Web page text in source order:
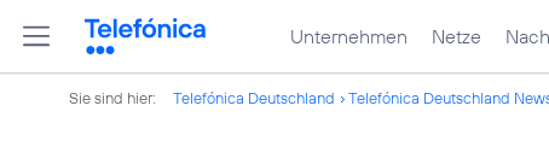
Unternehmen Netze
Sie sind hier: Telefónica Deutschland Telefónica Deutschland